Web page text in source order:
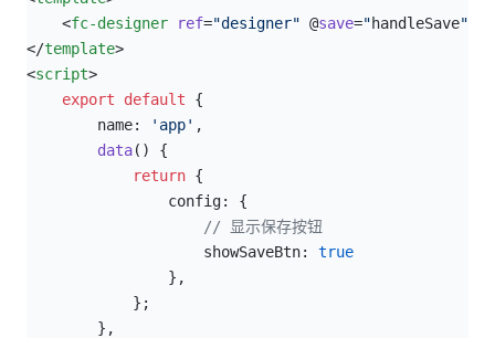
    <
fc-designer ref="designer" @save="handleSave"
</template>
<script>
    export
default {
        name:
'app' ,
        data
() {
            return
{
                config: {
                    // 显示保存按钮
                    showSaveBtn:
true
                },
            };
        },